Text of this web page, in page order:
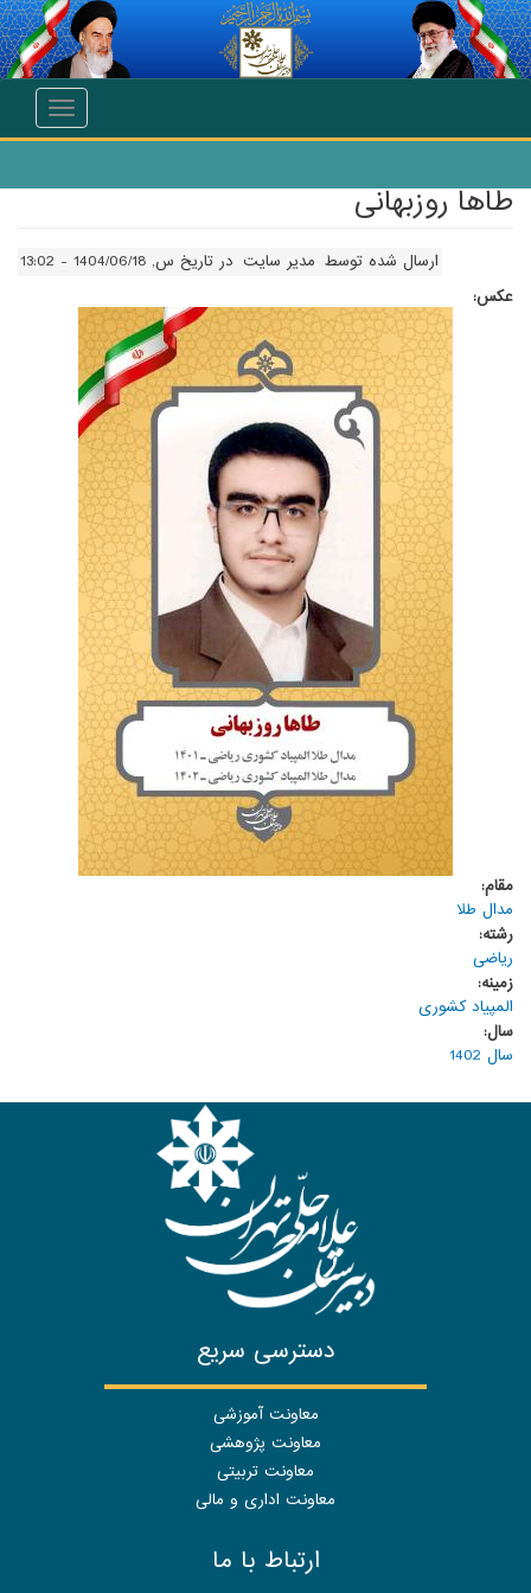
انتقال به محتوای اصلی
Toggle
طاها روزبهانی
ارسال شده توسط مدیر سایت در تاریخ س, 1404/06/18 - 13:02
عکس:
مقام:
مدال طلا
رشته:
ریاضی
زمینه:
المپیاد کشوری
سال:
سال 1402
دسترسی سریع
معاونت آموزشی
معاونت پژوهشی
معاونت تربیتی
معاونت اداری و مالی
ارتباط با ما